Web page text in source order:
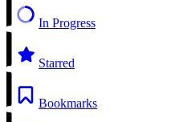
In Progress
Starred
Bookmarks